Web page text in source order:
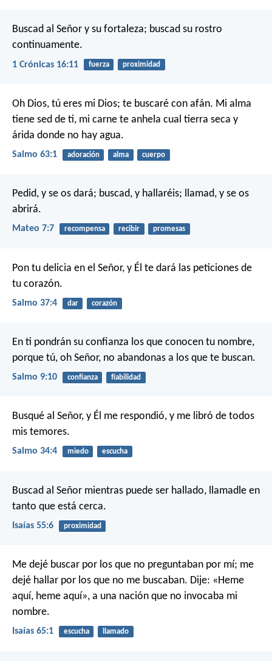
Buscad al Señor y su fortaleza; buscad su rostro
continuamente.
1 Crónicas 16:11 fuerza proximidad
Oh Dios, tú eres mi Dios; te buscaré con afán. Mi alma
tiene sed de ti, mi carne te anhela cual tierra seca y
árida donde no hay agua.
Salmo 63:1 adoración alma cuerpo
Pedid, y se os dará; buscad, y hallaréis; llamad, y se os
abrirá.
Mateo 7:7 recompensa recibir promesas
Pon tu delicia en el Señor, y Él te dará las peticiones de
tu corazón.
Salmo 37:4 dar corazón
En ti pondrán su confianza los que conocen tu nombre,
porque tú, oh Señor, no abandonas a los que te buscan.
Salmo 9:10 confianza fiabilidad
Busqué al Señor, y Él me respondió, y me libró de todos
mis temores.
Salmo 34:4 miedo escucha
Buscad al Señor mientras puede ser hallado, llamadle en
tanto que está cerca.
Isaías 55:6 proximidad
Me dejé buscar por los que no preguntaban por mí; me
dejé hallar por los que no me buscaban. Dije: «Heme
aquí, heme aquí», a una nación que no invocaba mi
nombre.
Isaías 65:1 escucha llamado